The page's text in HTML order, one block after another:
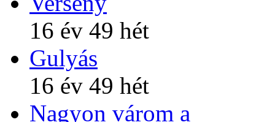
16 év 49 hét
Gulyás
16 év 49 hét
Nagyon várom a